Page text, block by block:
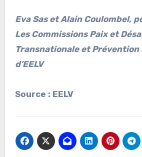
Eva Sas et Alain Coulombel,
Les Commissions Paix et
Transnationale et
d’EELV
Source : EELV